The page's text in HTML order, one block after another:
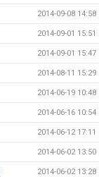
2014-09-08 14:58
2014-09-01 15:51
2014-09-01 15:47
2014-08-11 15:29
2014-06-19 10:48
2014-06-16 10:54
2014-06-12 17:11
2014-06-02 13:50
2014-06-02 13:28